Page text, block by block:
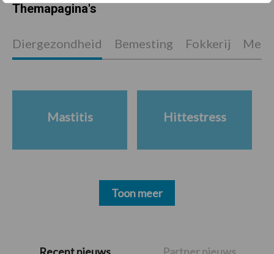
Primaire
Themapagina's
Diergezondheid Bemesting Fokkerij
Mastitis Hittestress
Toon meer